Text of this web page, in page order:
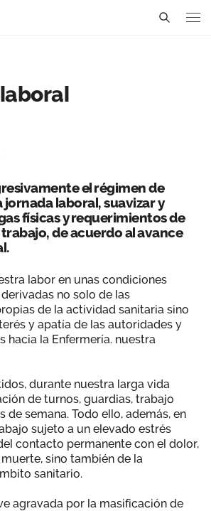
Área privada
Únete
el régimen de
laboral, suavizar y
físicas y requerimientos de
de acuerdo al avance
labor en unas condiciones
no solo de las
de la actividad sanitaria sino
y apatía de las autoridades y
hacia la Enfermería. nuestra
durante nuestra larga vida
de turnos, guardias, trabajo
de semana. Todo ello, además, en
sujeto a un elevado estrés
contacto permanente con el dolor,
sino también de la
sanitario.
agravada por la masificación de